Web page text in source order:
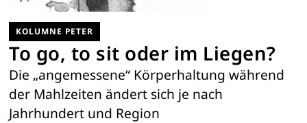
KOLUMNE PETER
To go, to sit oder im Liegen?
Die „angemessene“ Körperhaltung während
der Mahlzeiten ändert sich je nach
Jahrhundert und Region